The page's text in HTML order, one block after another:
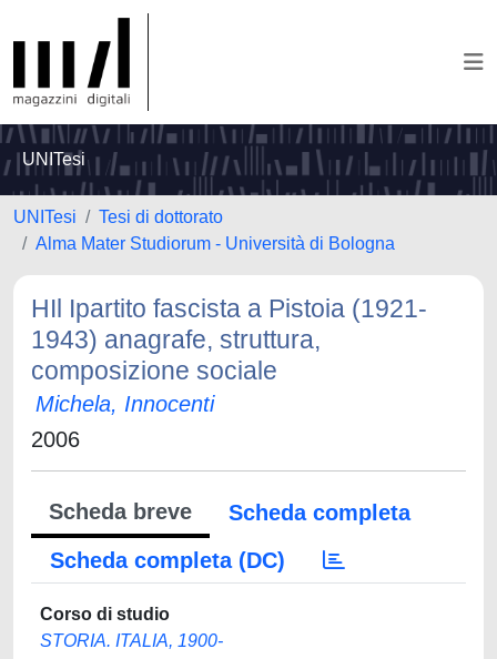
UNITesi
UNITesi
Tesi di dottorato
Alma Mater Studiorum - Università di Bologna
HIl Ipartito fascista a Pistoia (1921-
1943) anagrafe, struttura,
composizione sociale
Michela, Innocenti
2006
Scheda breve
Scheda completa
Scheda completa (DC)
Corso di studio
STORIA. ITALIA, 1900-